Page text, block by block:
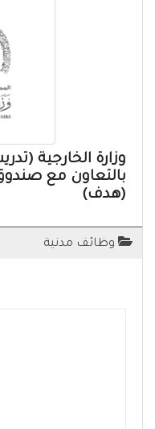
وزارة الخارجية
بالتعاون مع
(هدف)
وظائف مدنية